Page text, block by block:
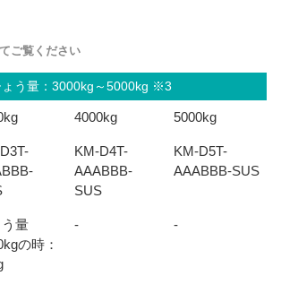
う量：3000kg～5000kg ※3
4000kg 5000kg
KM-D4T-
AAABBB-
SUS
KM-D5T-
AAABBB-SUS
量
の時：
- -